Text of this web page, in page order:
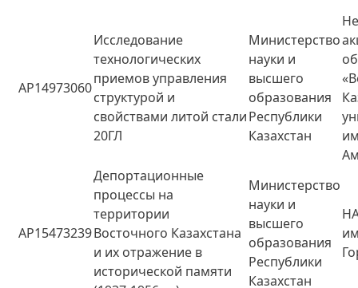
AP14973060
Исследование
технологических
приемов управления
структурой и
свойствами литой стали
20ГЛ
Министерство
науки и
высшего
образования
Республики
Казахстан
AP15473239
Депортационные
процессы на
территории
Восточного Казахстана
и их отражение в
исторической памяти
Министерство
науки и
высшего
образования
Республики
Казахстан